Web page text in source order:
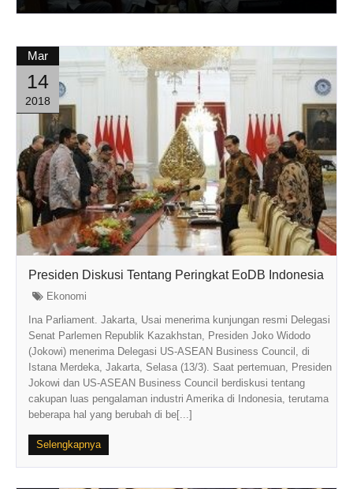
Mar
14
2018
Presiden Diskusi Tentang Peringkat EoDB Indonesia
Ekonomi
Ina Parliament. Jakarta, Usai menerima kunjungan resmi Delegasi
Senat Parlemen Republik Kazakhstan, Presiden Joko Widodo
(Jokowi) menerima Delegasi US-ASEAN Business Council, di
Istana Merdeka, Jakarta, Selasa (13/3). Saat pertemuan, Presiden
Jokowi dan US-ASEAN Business Council berdiskusi tentang
cakupan luas pengalaman industri Amerika di Indonesia, terutama
beberapa hal yang berubah di be[...]
Selengkapnya